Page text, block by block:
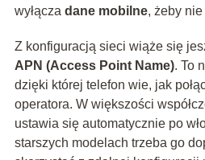
wyłącza dane mobilne, żeby nie
Z konfiguracją sieci wiąże się
APN (Access Point Name). To
dzięki której telefon wie, jak
operatora. W większości
ustawia się automatycznie po
starszych modelach trzeba go